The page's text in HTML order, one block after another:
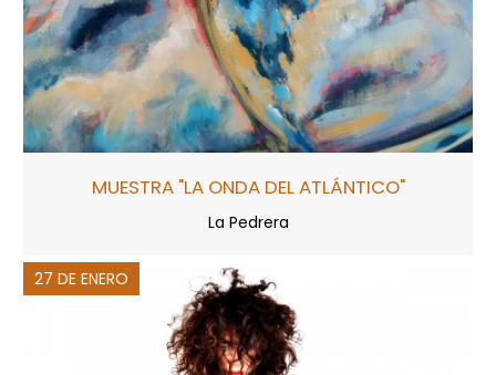
MUESTRA "LA ONDA DEL ATLÁNTICO"
La Pedrera
27 DE ENERO